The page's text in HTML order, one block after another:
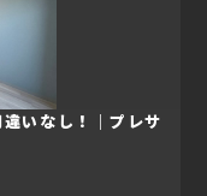
いなし！｜プレサ